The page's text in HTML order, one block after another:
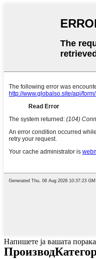
Напишете ја вашата
Производ